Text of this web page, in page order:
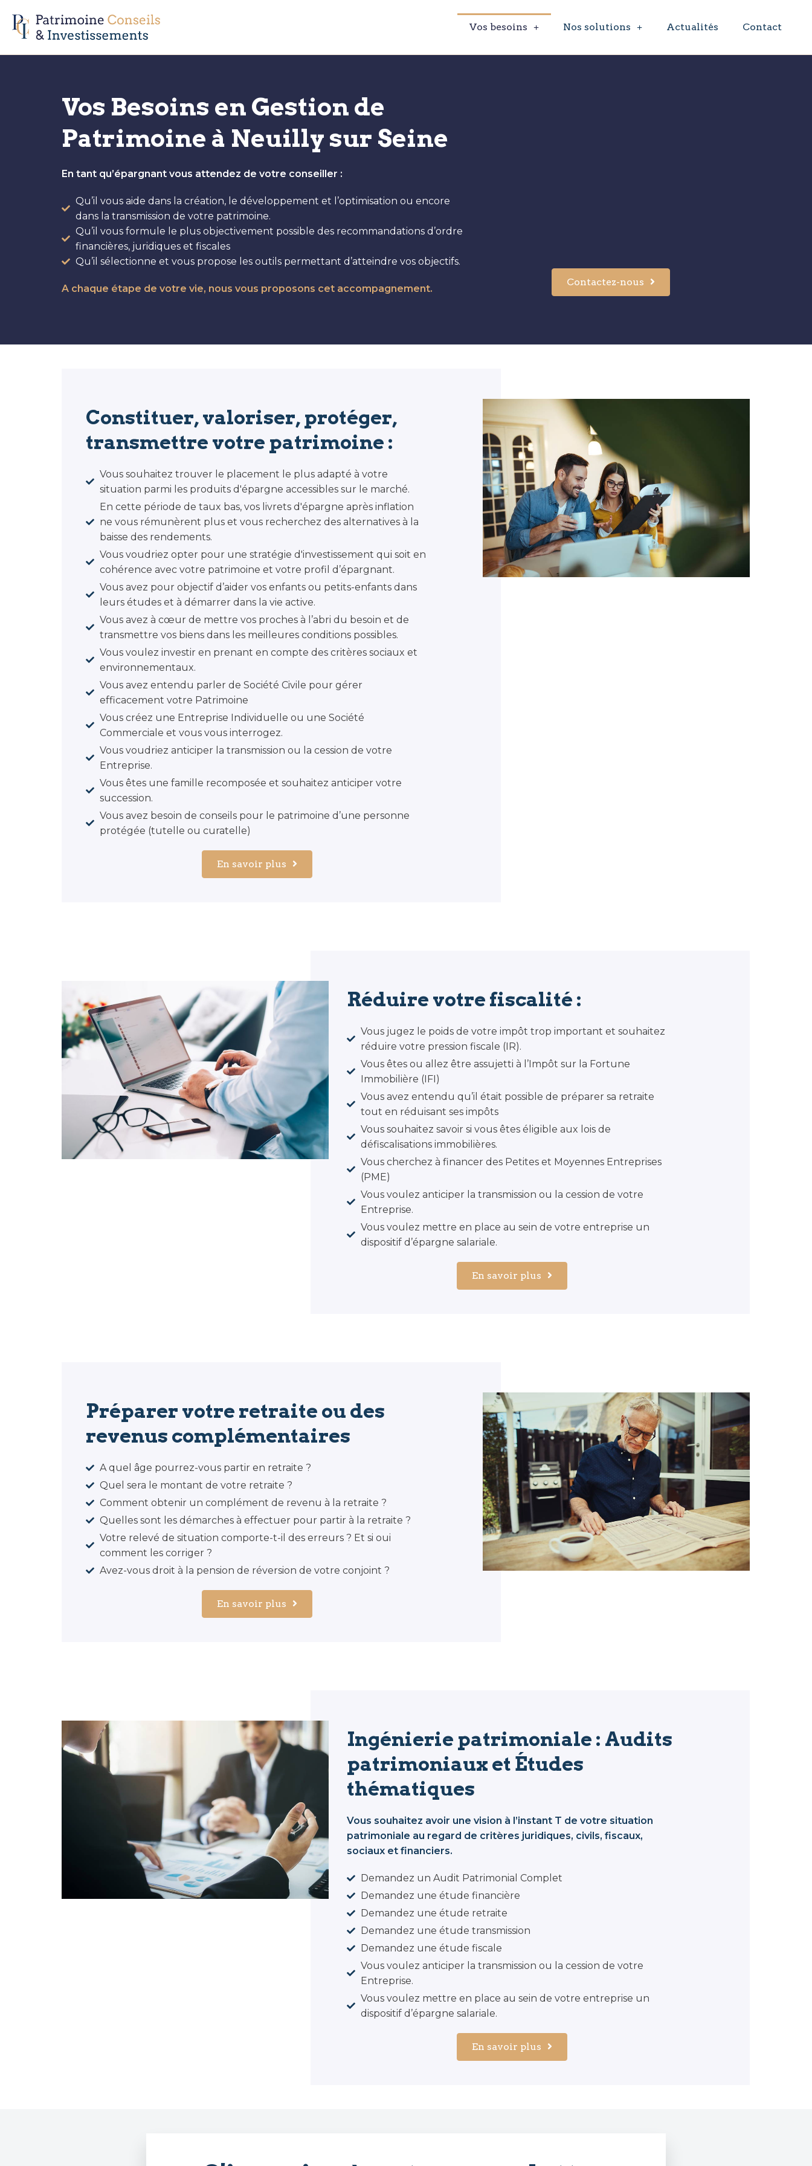
Vos besoins Nos solutions Actualités Contact
Vos Besoins en Gestion de
Patrimoine à Neuilly sur Seine
En tant qu’épargnant vous attendez de votre conseiller :
Qu’il vous aide dans la création, le développement et l’optimisation ou encore
dans la transmission de votre patrimoine.
Qu’il vous formule le plus objectivement possible des recommandations d’ordre
financières, juridiques et fiscales
Qu’il sélectionne et vous propose les outils permettant d’atteindre vos objectifs.
A chaque étape de votre vie, nous vous proposons cet accompagnement.
Contactez-nous
Constituer, valoriser, protéger,
transmettre votre patrimoine :
Vous souhaitez trouver le placement le plus adapté à votre
situation parmi les produits d'épargne accessibles sur le marché.
En cette période de taux bas, vos livrets d'épargne après inflation
ne vous rémunèrent plus et vous recherchez des alternatives à la
baisse des rendements.
Vous voudriez opter pour une stratégie d'investissement qui soit en
cohérence avec votre patrimoine et votre profil d’épargnant.
Vous avez pour objectif d’aider vos enfants ou petits-enfants dans
leurs études et à démarrer dans la vie active.
Vous avez à cœur de mettre vos proches à l’abri du besoin et de
transmettre vos biens dans les meilleures conditions possibles.
Vous voulez investir en prenant en compte des critères sociaux et
environnementaux.
Vous avez entendu parler de Société Civile pour gérer
efficacement votre Patrimoine
Vous créez une Entreprise Individuelle ou une Société
Commerciale et vous vous interrogez.
Vous voudriez anticiper la transmission ou la cession de votre
Entreprise.
Vous êtes une famille recomposée et souhaitez anticiper votre
succession.
Vous avez besoin de conseils pour le patrimoine d’une personne
protégée (tutelle ou curatelle)
En savoir plus
Réduire votre fiscalité :
Vous jugez le poids de votre impôt trop important et souhaitez
réduire votre pression fiscale (IR).
Vous êtes ou allez être assujetti à l’Impôt sur la Fortune
Immobilière (IFI)
Vous avez entendu qu’il était possible de préparer sa retraite
tout en réduisant ses impôts
Vous souhaitez savoir si vous êtes éligible aux lois de
défiscalisations immobilières.
Vous cherchez à financer des Petites et Moyennes Entreprises
(PME)
Vous voulez anticiper la transmission ou la cession de votre
Entreprise.
Vous voulez mettre en place au sein de votre entreprise un
dispositif d’épargne salariale.
En savoir plus
Préparer votre retraite ou des
revenus complémentaires
A quel âge pourrez-vous partir en retraite ?
Quel sera le montant de votre retraite ?
Comment obtenir un complément de revenu à la retraite ?
Quelles sont les démarches à effectuer pour partir à la retraite ?
Votre relevé de situation comporte-t-il des erreurs ? Et si oui
comment les corriger ?
Avez-vous droit à la pension de réversion de votre conjoint ?
En savoir plus
Ingénierie patrimoniale : Audits
patrimoniaux et Études
thématiques
Vous souhaitez avoir une vision à l’instant T de votre situation
patrimoniale au regard de critères juridiques, civils, fiscaux,
sociaux et financiers.
Demandez un Audit Patrimonial Complet
Demandez une étude financière
Demandez une étude retraite
Demandez une étude transmission
Demandez une étude fiscale
Vous voulez anticiper la transmission ou la cession de votre
Entreprise.
Vous voulez mettre en place au sein de votre entreprise un
dispositif d’épargne salariale.
En savoir plus